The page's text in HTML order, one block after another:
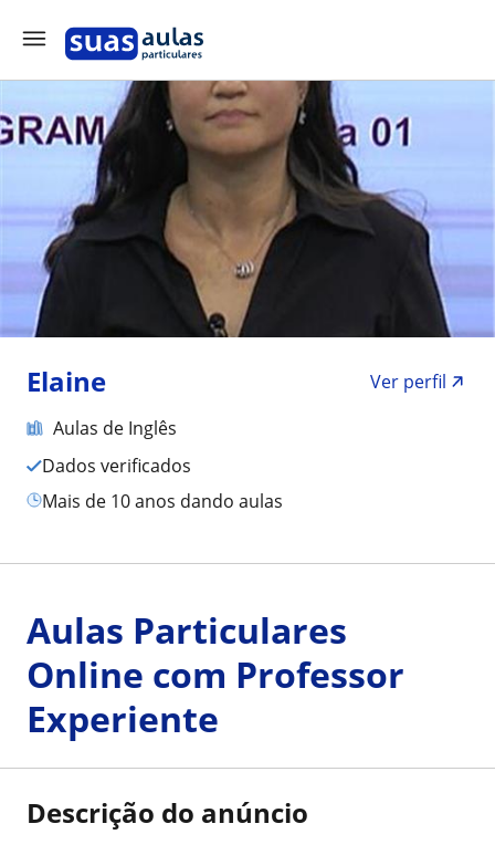
Elaine
Ver perfil
Aulas de Inglês
Dados verificados
mais de 10 anos dando aulas
Aulas Particulares
Online com Professor
Experiente
Descrição do anúncio